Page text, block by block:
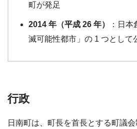
町が発足
2014 年（平成 26 年）
：日
滅可能性都市」の 1 つとして
行政
日南町は、町長を首長とする町議会